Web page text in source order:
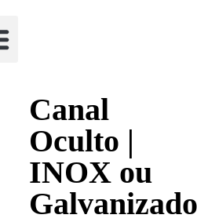
Canal
Oculto |
INOX ou
Galvanizado